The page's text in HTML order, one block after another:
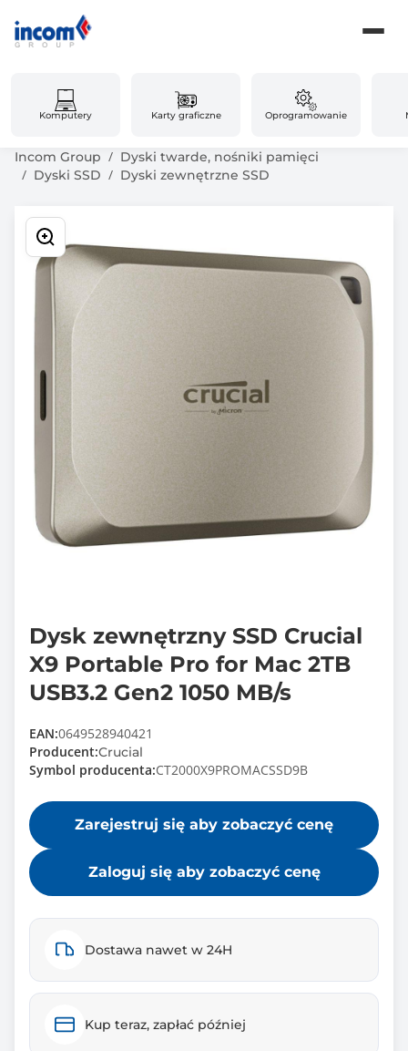
Komputery Karty graficzne Oprogramowanie
Incom Group
Dyski twarde, nośniki pamięci
Dyski SSD
Dyski zewnętrzne SSD
Dysk zewnętrzny SSD Crucial
X9 Portable Pro for Mac 2TB
USB3.2 Gen2 1050 MB/s
EAN:0649528940421
Producent:Crucial
Symbol producenta:CT2000X9PROMACSSD9B
Zarejestruj się aby zobaczyć cenę
Zaloguj się aby zobaczyć cenę
Dostawa nawet w 24H
Kup teraz, zapłać później